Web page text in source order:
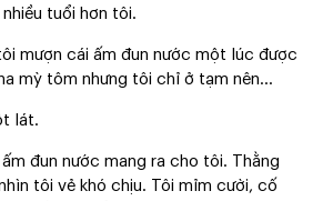
tuổi hơn tôi.
mượn cái ấm đun nước một lúc được
mỳ tôm nhưng tôi chỉ ở tạm nên...
lát.
đun nước mang ra cho tôi. Thằng
tôi vẻ khó chịu. Tôi mỉm cười, cố